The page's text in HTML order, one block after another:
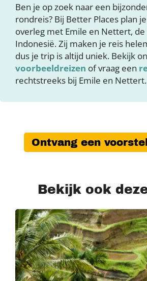
Ben je op zoek naar een
rondreis? Bij Better Places plan
overleg met Emile en Nettert,
Indonesië. Zij maken je reis
dus je trip is altijd uniek. Bekijk
voorbeeldreizen of vraag een
rechtstreeks bij Emile en Nettert.
Ontvang een
Bekijk ook